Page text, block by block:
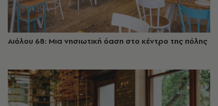
Αιόλου 68: Μια νησιωτική όαση στο κέντρο της πόλης